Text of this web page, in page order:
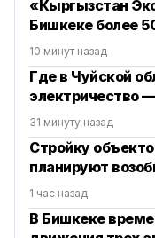
«Кыргызстан
Бишкеке более
10 минут назад
Где в Чуйской
электричество
31 минуту назад
Стройку
планируют
1 час назад
В Бишкеке